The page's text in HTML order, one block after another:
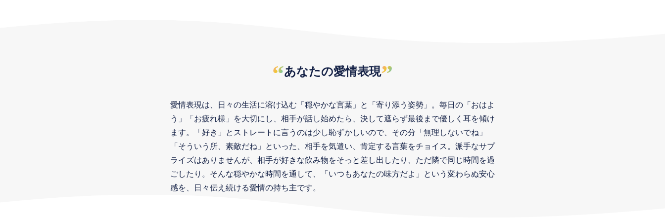
“あなたの愛情表現”
愛情表現は、日々の生活に溶け込む「穏やかな言葉」と「寄り添う姿勢」。毎日の「おはよ
う」「お疲れ様」を大切にし、相手が話し始めたら、決して遮らず最後まで優しく耳を傾け
ます。「好き」とストレートに言うのは少し恥ずかしいので、その分「無理しないでね」
「そういう所、素敵だね」といった、相手を気遣い、肯定する言葉をチョイス。派手なサプ
ライズはありませんが、相手が好きな飲み物をそっと差し出したり、ただ隣で同じ時間を過
ごしたり。そんな穏やかな時間を通して、「いつもあなたの味方だよ」という変わらぬ安心
感を、日々伝え続ける愛情の持ち主です。